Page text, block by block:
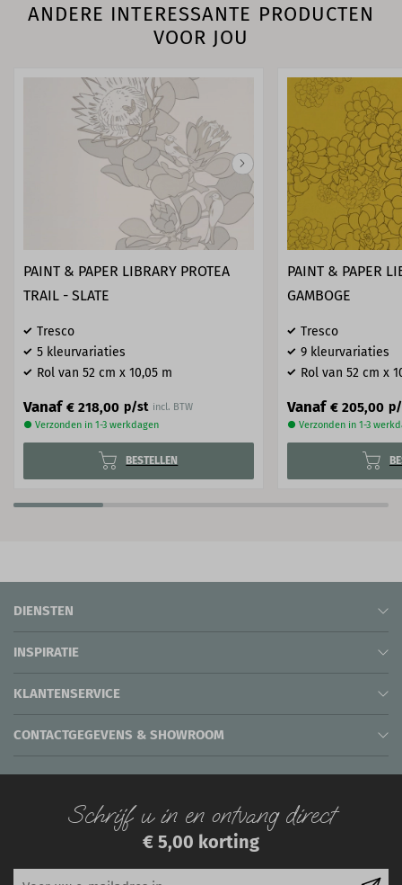
ANDERE INTERESSANTE PRODUCTEN
VOOR JOU
PAINT & PAPER LIBRARY PROTEA
TRAIL - SLATE
Tresco
5 kleurvariaties
Rol van 52 cm x 10,05 m
Vanaf € 218,00 p/st incl. BTW
● Verzonden in 1-3 werkdagen
BESTELLEN
PAINT & PAPER
GAMBOGE
Tresco
9 kleurvariaties
Rol van 52 cm x
Vanaf € 205,00
● Verzonden in 1-3
DIENSTEN
INSPIRATIE
KLANTENSERVICE
CONTACTGEGEVENS & SHOWROOM
Schrijf u in en ontvang direct
€ 5,00 korting